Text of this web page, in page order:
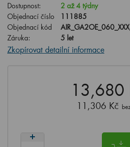
Dostupnost:
2 až 4 týdny
Objednací číslo
111885
Objednací kód
Záruka:
5 let
Zkopírovat detailní informace
13,680
11,306 Kč